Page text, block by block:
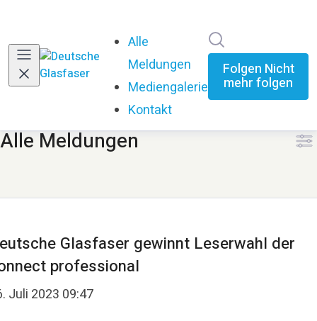
Alle
Meldungen
Mediengalerie
Kontakt
Folgen Nicht
mehr folgen
Alle Meldungen
Glasfaser gewinnt Leserwahl der
professional
Juli 2023 09:47